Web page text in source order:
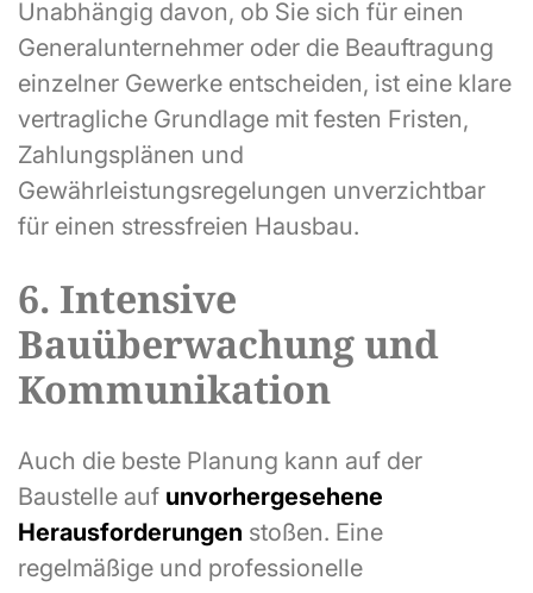
Unabhängig davon, ob Sie sich für einen
Generalunternehmer oder die Beauftragung
einzelner Gewerke entscheiden, ist eine klare
vertragliche Grundlage mit festen Fristen,
Zahlungsplänen und
Gewährleistungsregelungen unverzichtbar
für einen stressfreien Hausbau.
6. Intensive
Bauüberwachung und
Kommunikation
Auch die beste Planung kann auf der
Baustelle auf unvorhergesehene
Herausforderungen stoßen. Eine
regelmäßige und professionelle